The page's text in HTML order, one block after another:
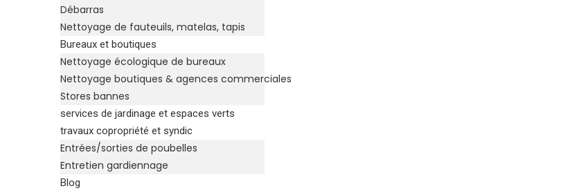
Débarras
Nettoyage de fauteuils, matelas, tapis
Bureaux et boutiques
Nettoyage écologique de bureaux
Nettoyage boutiques & agences commerciales
Stores bannes
services de jardinage et espaces verts
travaux copropriété et syndic
Entrées/sorties de poubelles
Entretien gardiennage
Blog